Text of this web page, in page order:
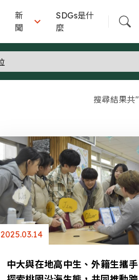
新
聞

SDGs是什
麼
搜尋結果共"
2025.03.14
中大與在地高中生、外籍生攜手